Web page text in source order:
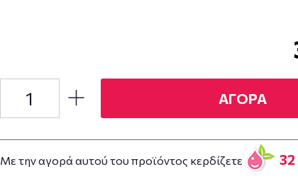
ΑΓΟΡΑ
Με την αγορά αυτού του προϊόντος κερδίζετε 32